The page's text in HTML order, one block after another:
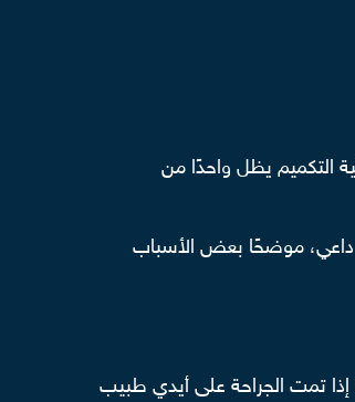
التكميم يظل واحدًا من
داعي، موضحًا بعض الأسباب
إذا تمت الجراحة على أيدي طبيب